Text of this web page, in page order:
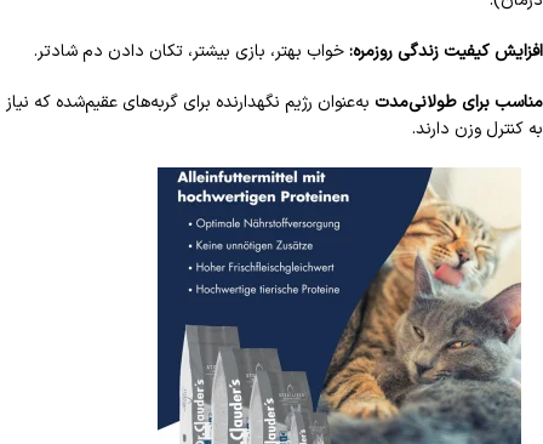
افزایش کیفیت زندگی روزمره:خواب بهتر، بازی بیشتر، تکان دادن دم شادتر.
مناسب برای طولانی‌مدت به‌عنوان رژیم نگهدارنده برای گربه‌های عقیم‌شده که نیاز
به کنترل وزن دارند.